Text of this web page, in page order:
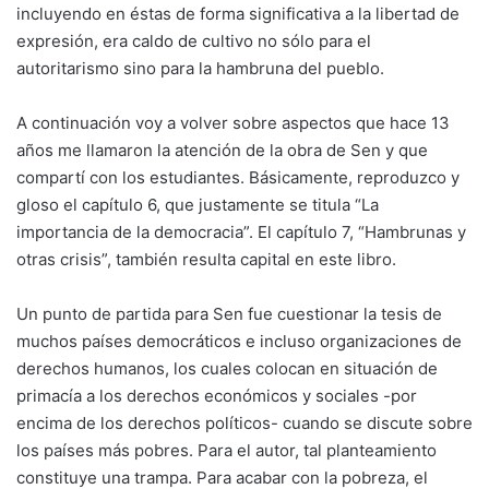
incluyendo en éstas de forma significativa a la libertad de
expresión, era caldo de cultivo no sólo para el
autoritarismo sino para la hambruna del pueblo.
A continuación voy a volver sobre aspectos que hace 13
años me llamaron la atención de la obra de Sen y que
compartí con los estudiantes. Básicamente, reproduzco y
gloso el capítulo 6, que justamente se titula “La
importancia de la democracia”. El capítulo 7, “Hambrunas y
otras crisis”, también resulta capital en este libro.
Un punto de partida para Sen fue cuestionar la tesis de
muchos países democráticos e incluso organizaciones de
derechos humanos, los cuales colocan en situación de
primacía a los derechos económicos y sociales -por
encima de los derechos políticos- cuando se discute sobre
los países más pobres. Para el autor, tal planteamiento
constituye una trampa. Para acabar con la pobreza, el